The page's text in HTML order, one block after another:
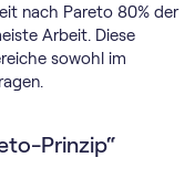
nach Pareto 80% der
Arbeit. Diese
sowohl im
Prinzip“